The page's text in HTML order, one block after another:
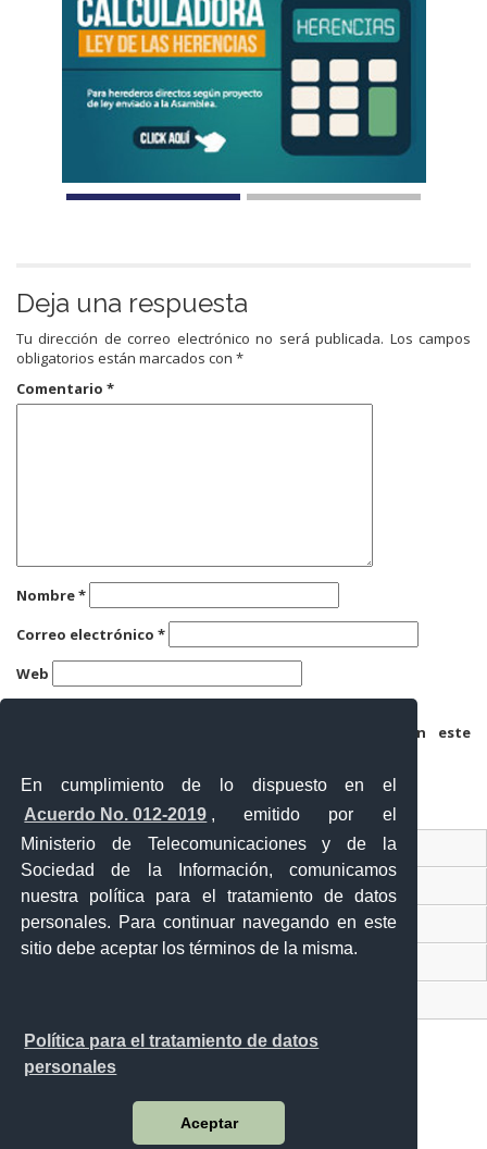
En cumplimiento de lo dispuesto en el
Acuerdo No. 012-2019 , emitido por el
Ministerio de Telecomunicaciones y de la
Sociedad de la Información, comunicamos
nuestra política para el tratamiento de datos
personales. Para continuar navegando en este
sitio debe aceptar los términos de la misma.
Política para el tratamiento de datos
personales
Aceptar
Deja una respuesta
Tu dirección de correo electrónico no será publicada. Los campos
obligatorios están marcados con *
Comentario *
Nombre*
Correo electrónico *
Web
Guarda mi nombre, correo electrónico y web en este
Ventanilla Única Virtual
Ventanilla Única de Comercio Exterior
Gobierno Abierto
Malecón y Aguirre
Guayaquil - Ecuador